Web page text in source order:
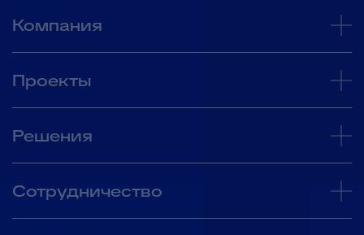
Компания
Проекты
Решения
Сотрудничество